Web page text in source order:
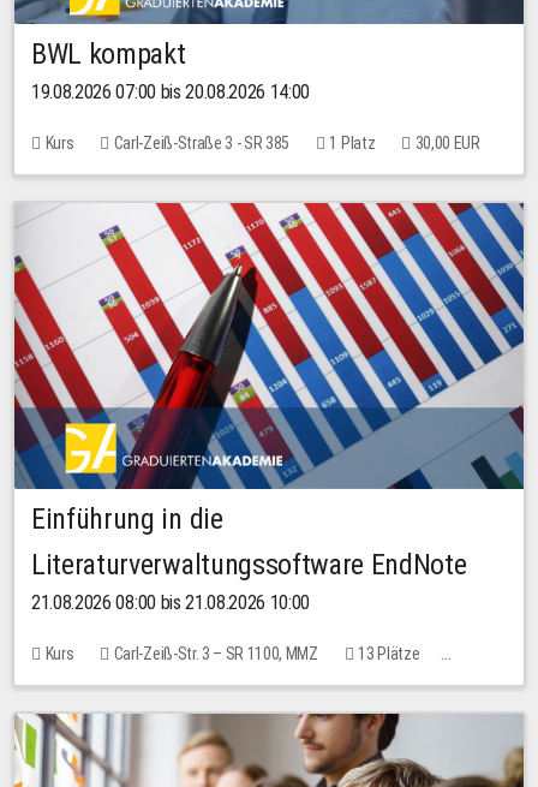
BWL kompakt
19.08.2026 07:00 bis 20.08.2026 14:00
Kurs Carl-Zeiß-Straße 3 - SR 385 1 Platz 30,00 EUR
Einführung in die
Literaturverwaltungssoftware EndNote
21.08.2026 08:00 bis 21.08.2026 10:00
Kurs Carl-Zeiß-Str. 3 – SR 1100, MMZ
13 Plätze
10,00 EUR